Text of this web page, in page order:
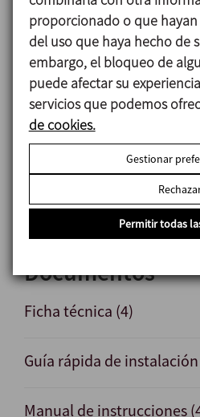
Externo Mate
Opciones
Actuador neumático doble
Juntas en FPM y HNBR.
Otras conexiones: macho,
Detectores de posición
Acabado superficial Ra ≤ 0,5
Documentos
Ficha técnica (4)
Guía rápida de
Manual de instrucciones
proporcionado o que
del uso que haya hecho de
embargo, el bloqueo de
puede afectar su
servicios que podemos
de cookies.
Gestionar
Permitir todas